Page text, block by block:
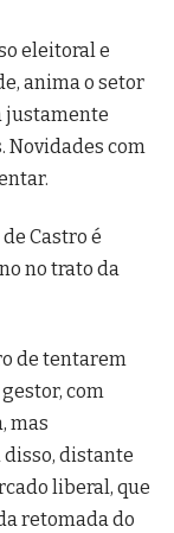
eleitoral e
anima o setor
justamente
Novidades com
Castro é
no trato da
de tentarem
com
mas
distante
liberal, que
retomada do